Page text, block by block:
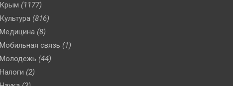
Крым (1177)
Культура (816)
Медицина (8)
Мобильная связь (1)
Молодежь (44)
Налоги (2)